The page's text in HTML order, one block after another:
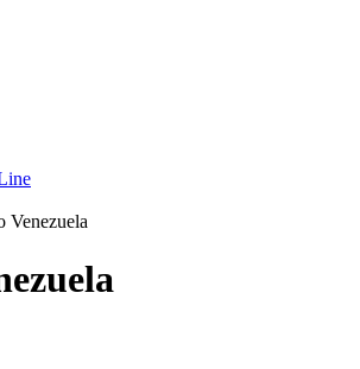
Venezuela